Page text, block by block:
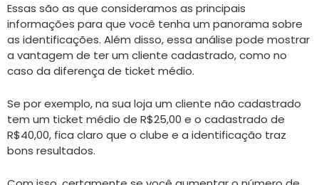
Essas são as que consideramos as principais
informações para que você tenha um panorama sobre
as identificações. Além disso, essa análise pode mostrar
a vantagem de ter um cliente cadastrado, como no
caso da diferença de ticket médio.
Se por exemplo, na sua loja um cliente não cadastrado
tem um ticket médio de R$25,00 e o cadastrado de
R$40,00, fica claro que o clube e a identificação traz
bons resultados.